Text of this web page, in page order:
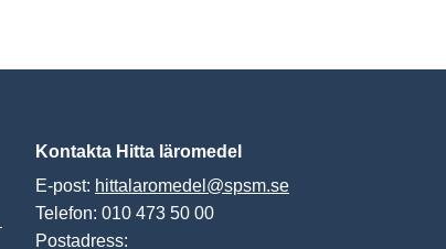
Kontakta Hitta läromedel
E-post: hittalaromedel@spsm.se
Telefon: 010 473 50 00
Postadress: